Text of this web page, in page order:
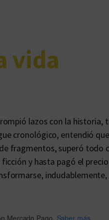
vida
lazos con la historia,
cronológico, entendió
fragmentos, superó todo
y hasta pagó el
Mercado Pago. Saber más